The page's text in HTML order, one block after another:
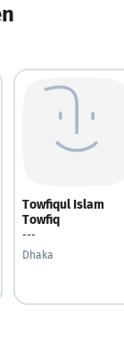
Towfiqul Islam
Towfiq
---
Dhaka